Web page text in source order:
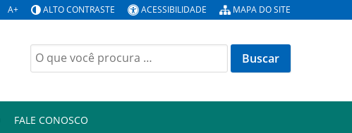
A+ ALTO CONTRASTE ACESSIBILIDADE MAPA DO SITE
Buscar
por:
FALE CONOSCO